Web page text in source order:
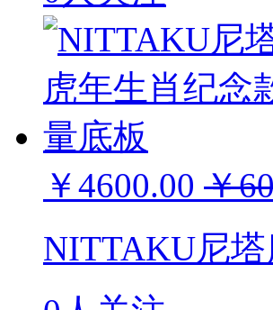
￥4600.00 ￥
NITTAKU尼